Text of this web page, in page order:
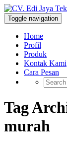
Skip
to
content
CV. Edi
Pemecah
Mesin Pemecah
Toggle navigation
Home
Profil
Produk
Kontak Kami
Cara Pesan
Tag
murah